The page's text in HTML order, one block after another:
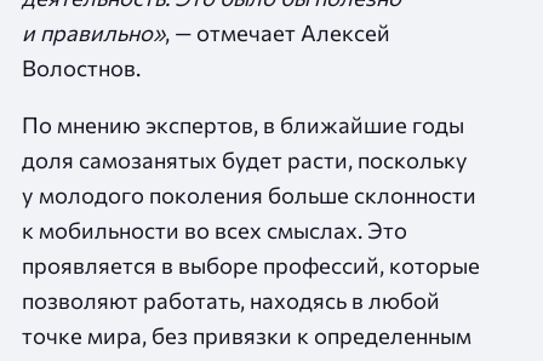
и правильно», — отмечает Алексей
Волостнов.
По мнению экспертов, в ближайшие годы
доля самозанятых будет расти, поскольку
у молодого поколения больше склонности
к мобильности во всех смыслах. Это
проявляется в выборе профессий, которые
позволяют работать, находясь в любой
точке мира, без привязки к определенным